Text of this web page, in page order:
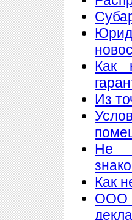
Как
Из
Не
Как
ООО